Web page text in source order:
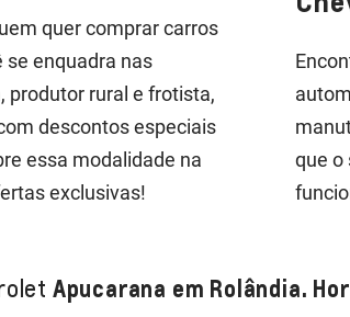
quer comprar carros
se enquadra nas
produtor rural e frotista,
descontos especiais
essa modalidade na
exclusivas!
que o
Apucarana em Rolândia.